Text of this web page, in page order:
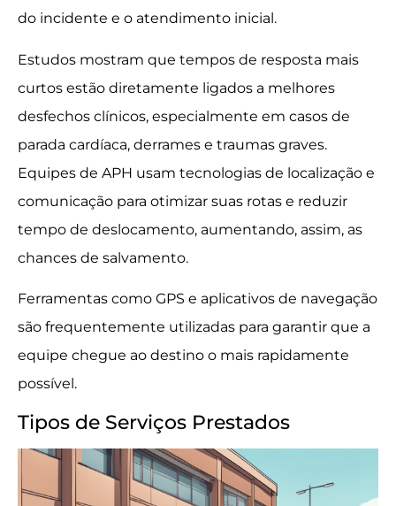
do incidente e o atendimento inicial.
Estudos mostram que tempos de resposta mais
curtos estão diretamente ligados a melhores
desfechos clínicos, especialmente em casos de
parada cardíaca, derrames e traumas graves.
Equipes de APH usam tecnologias de localização e
comunicação para otimizar suas rotas e reduzir
tempo de deslocamento, aumentando, assim, as
chances de salvamento.
Ferramentas como GPS e aplicativos de navegação
são frequentemente utilizadas para garantir que a
equipe chegue ao destino o mais rapidamente
possível.
Tipos de Serviços Prestados